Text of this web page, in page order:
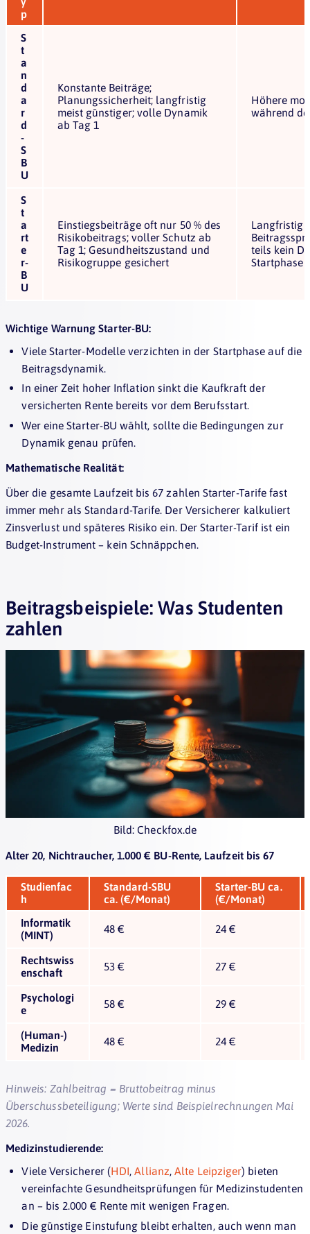
p
S
t
a
n
d
a
r
d
-
S
B
U
Konstante Beiträge;
Planungssicherheit; langfristig
meist günstiger; volle Dynamik
ab Tag 1
Höhere
während
S
t
a
rt
e
r-
B
U
Einstiegsbeiträge oft nur 50 % des
Risikobeitrags; voller Schutz ab
Tag 1; Gesundheitszustand und
Risikogruppe gesichert
Langfristig
teils kein
Startphase
Wichtige Warnung Starter-BU:
Viele Starter-Modelle verzichten in der Startphase auf die
Beitragsdynamik.
In einer Zeit hoher Inflation sinkt die Kaufkraft der
versicherten Rente bereits vor dem Berufsstart.
Wer eine Starter-BU wählt, sollte die Bedingungen zur
Dynamik genau prüfen.
Mathematische Realität:
Über die gesamte Laufzeit bis 67 zahlen Starter-Tarife fast
immer mehr als Standard-Tarife. Der Versicherer kalkuliert
Zinsverlust und späteres Risiko ein. Der Starter-Tarif ist ein
Budget-Instrument – kein Schnäppchen.
Beitragsbeispiele: Was Studenten
zahlen
Bild: Checkfox.de
Alter 20, Nichtraucher, 1.000 € BU-Rente, Laufzeit bis 67
Studienfac
h
Standard-SBU
ca. (€/Monat)
Starter-BU ca.
(€/Monat)
Informatik
(MINT)
48 € 24 €
Rechtswiss
enschaft
53 € 27 €
Psychologi
e
58 € 29 €
(Human-)
Medizin
48 € 24 €
Hinweis: Zahlbeitrag = Bruttobeitrag minus
Überschussbeteiligung; Werte sind Beispielrechnungen Mai
2026.
Medizinstudierende:
Viele Versicherer (HDI,Allianz,Alte Leipziger) bieten
vereinfachte Gesundheitsprüfungen für Medizinstudenten
an – bis 2.000 € Rente mit wenigen Fragen.
Die günstige Einstufung bleibt erhalten, auch wenn man